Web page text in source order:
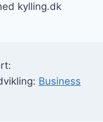
kylling.dk
Business